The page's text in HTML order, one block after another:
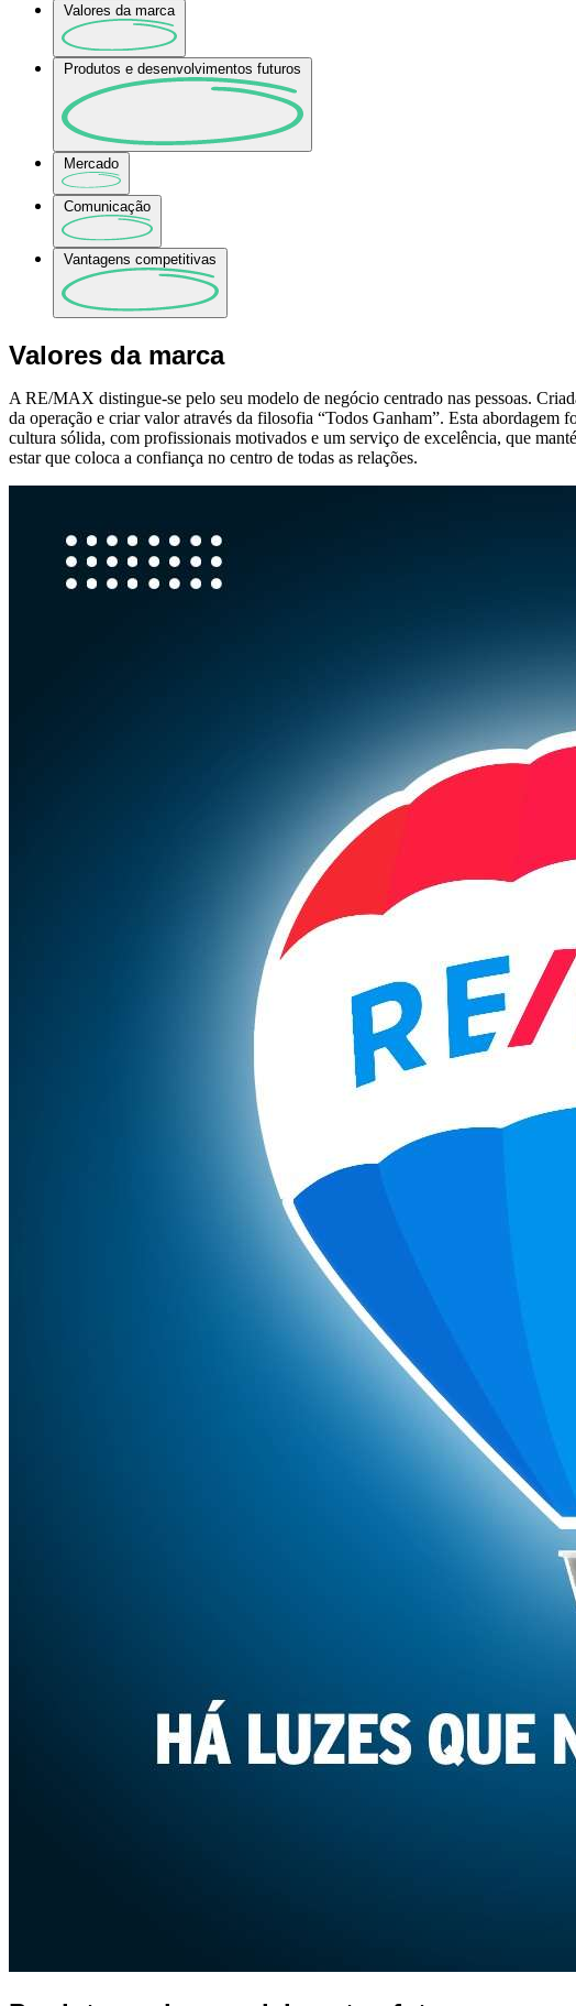
Valores da marca
Produtos e desenvolvimentos futuros
Mercado
Comunicação
Vantagens competitivas
Valores da marca
A RE/MAX distingue-se pelo seu modelo de negócio centrado nas pessoas.
da operação e criar valor através da filosofia “Todos Ganham”. Esta abordagem
cultura sólida, com profissionais motivados e um serviço de excelência, que
estar que coloca a confiança no centro de todas as relações.